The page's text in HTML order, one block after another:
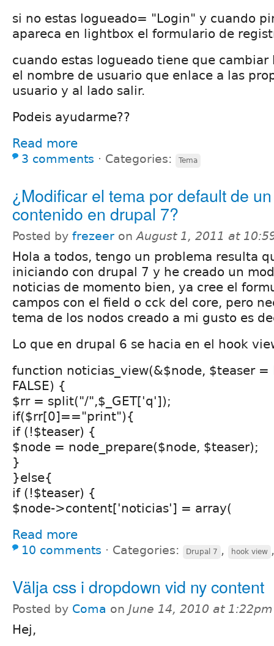
si no estas logueado= "Login" y cuando
apareca en lightbox el formulario de
cuando estas logueado tiene que
el nombre de usuario que enlace a las
usuario y al lado salir.
Podeis ayudarme??
Read more
3 comments ⋅ Categories: Tema
¿Modificar el tema por default de
contenido en drupal 7?
Posted by frezeer onAugust 1, 2011 at
Hola a todos, tengo un problema resulta
iniciando con drupal 7 y he creado un
noticias de momento bien, ya cree el
campos con el field o cck del core, pero
tema de los nodos creado a mi gusto es
Lo que en drupal 6 se hacia en el hook
function noticias_view(&$node, $teaser =
FALSE) {
$rr = split("/",$_GET['q']);
if($rr[0]=="print"){
if (!$teaser) {
$node = node_prepare($node, $teaser);
}
}else{
if (!$teaser) {
$node->content['noticias'] = array(
Read more
10 comments ⋅ Categories: Drupal 7 , hook view
Välja css i dropdown vid ny content
Posted by Coma on June 14, 2010 at 1:22pm
Hej,